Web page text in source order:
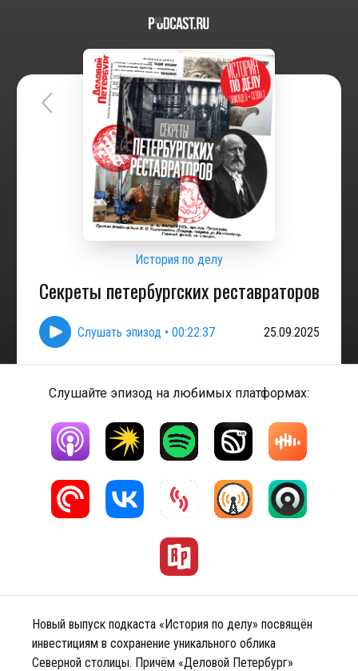
История по делу
Секреты петербургских реставраторов
Слушать эпизод • 00:22:37 25.09.2025
Слушайте эпизод на любимых платформах:
Новый выпуск подкаста «История по делу» посвящён
инвестициям в сохранение уникального облика
Северной столицы. Причём «Деловой Петербург»